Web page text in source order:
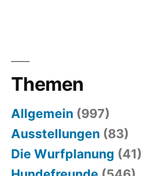
Themen
Allgemein (997)
Ausstellungen (83)
Die Wurfplanung (41)